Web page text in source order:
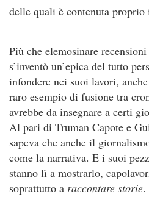
delle quali è contenuta proprio
Più che elemosinare
s’inventò un’epica del tutto
infondere nei suoi lavori,
raro esempio di fusione tra
avrebbe da insegnare a certi
Al pari di Truman Capote e
sapeva che anche il
come la narrativa. E i suoi
stanno lì a mostrarlo,
soprattutto a raccontare storie.